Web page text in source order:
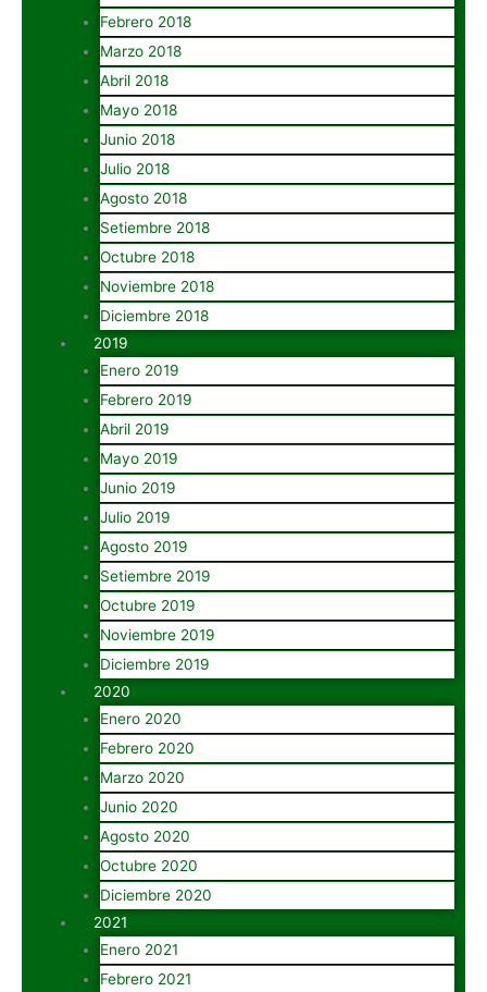
Febrero 2018
Marzo 2018
Abril 2018
Mayo 2018
Junio 2018
Julio 2018
Agosto 2018
Setiembre 2018
Octubre 2018
Noviembre 2018
Diciembre 2018
2019
Enero 2019
Febrero 2019
Abril 2019
Mayo 2019
Junio 2019
Julio 2019
Agosto 2019
Setiembre 2019
Octubre 2019
Noviembre 2019
Diciembre 2019
2020
Enero 2020
Febrero 2020
Marzo 2020
Junio 2020
Agosto 2020
Octubre 2020
Diciembre 2020
2021
Enero 2021
Febrero 2021